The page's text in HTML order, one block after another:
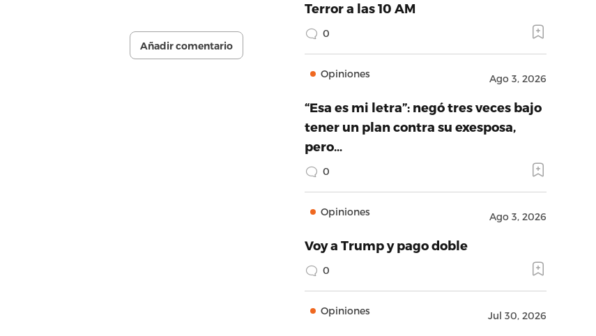
Añadir comentario
Terror a las 10 AM
0
Opiniones Ago 3, 2026
“Esa es mi letra”: negó tres veces bajo
tener un plan contra su exesposa,
pero…
0
Opiniones Ago 3, 2026
Voy a Trump y pago doble
0
Opiniones Jul 30, 2026